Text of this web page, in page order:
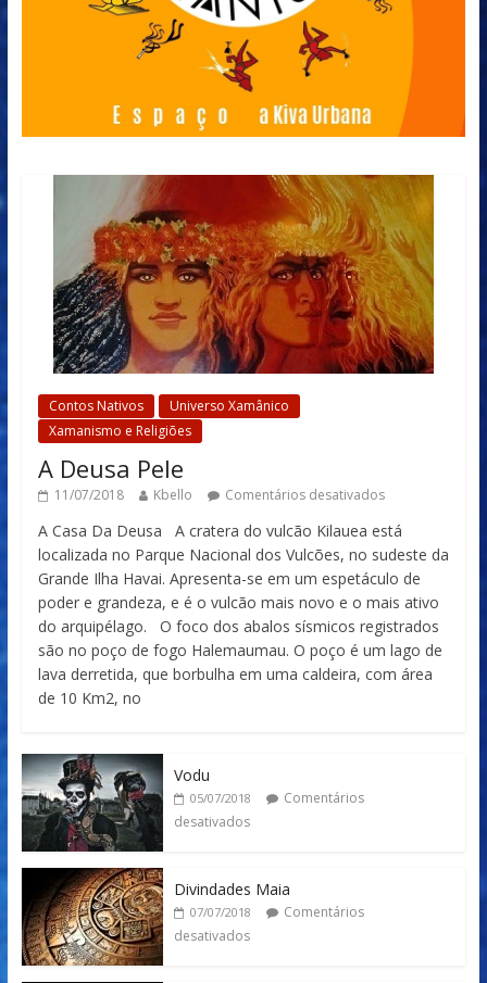
Contos Nativos
Universo Xamânico
Xamanismo e Religiões
A Deusa Pele
11/07/2018 Kbello Comentários desativados
A Casa Da Deusa A cratera do vulcão Kilauea está
localizada no Parque Nacional dos Vulcões, no sudeste da
Grande Ilha Havai. Apresenta-se em um espetáculo de
poder e grandeza, e é o vulcão mais novo e o mais ativo
do arquipélago. O foco dos abalos sísmicos registrados
são no poço de fogo Halemaumau. O poço é um lago de
lava derretida, que borbulha em uma caldeira, com área
de 10 Km2, no
Vodu
05/07/2018
Comentários
desativados
Divindades Maia
07/07/2018
Comentários
desativados